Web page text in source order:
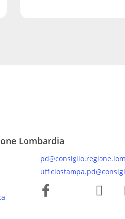
Lombardia
Pagine Facebook Gruppo Consiliare PD LombardiaPagina Messenger Gruppo Consiliare PD LombardiaPagina Instagram Gruppo